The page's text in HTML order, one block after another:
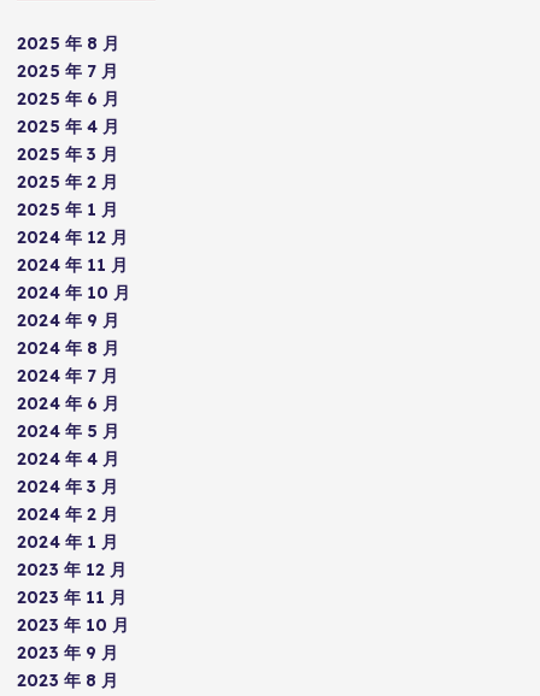
2025 年 8 月
2025 年 7 月
2025 年 6 月
2025 年 4 月
2025 年 3 月
2025 年 2 月
2025 年 1 月
2024 年 12 月
2024 年 11 月
2024 年 10 月
2024 年 9 月
2024 年 8 月
2024 年 7 月
2024 年 6 月
2024 年 5 月
2024 年 4 月
2024 年 3 月
2024 年 2 月
2024 年 1 月
2023 年 12 月
2023 年 11 月
2023 年 10 月
2023 年 9 月
2023 年 8 月